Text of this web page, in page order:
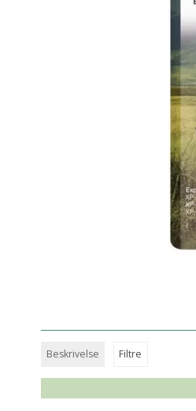
Beskrivelse Filtre